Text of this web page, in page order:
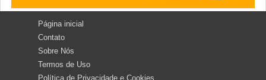
Página inicial
Contato
Sobre Nós
Termos de Uso
Política de Privacidade e Cookies